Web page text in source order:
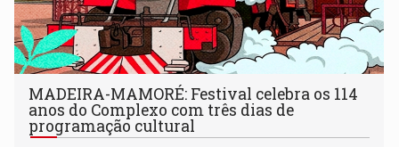
MADEIRA-MAMORÉ: Festival celebra os 114
anos do Complexo com três dias de
programação cultural